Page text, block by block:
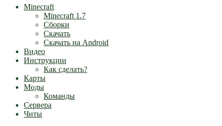
Minecraft
Minecraft 1.7
Сборки
Скачать
Скачать на Android
Видео
Инструкции
Как сделать?
Карты
Моды
Команды
Сервера
Читы